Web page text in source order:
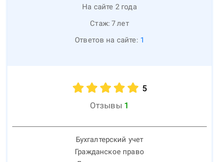
На сайте 2 года
Стаж: 7лет
Ответов на сайте: 1
5
Отзывы 1
Бухгалтерский учет
Гражданское право